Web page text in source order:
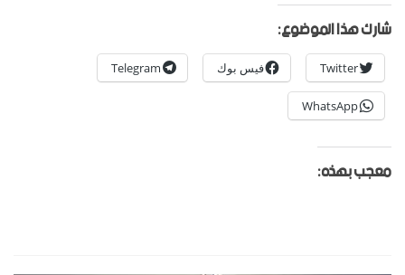
شارك هذا الموضوع:
Twitter فيس بوك Telegram
WhatsApp
معجب بهذه: